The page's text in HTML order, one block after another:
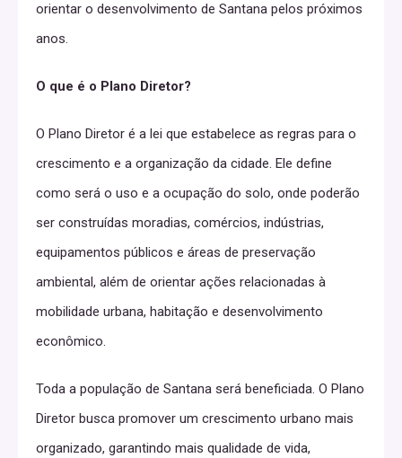
orientar o desenvolvimento de Santana pelos próximos
anos.
O que é o Plano Diretor?
O Plano Diretor é a lei que estabelece as regras para o
crescimento e a organização da cidade. Ele define
como será o uso e a ocupação do solo, onde poderão
ser construídas moradias, comércios, indústrias,
equipamentos públicos e áreas de preservação
ambiental, além de orientar ações relacionadas à
mobilidade urbana, habitação e desenvolvimento
econômico.
Toda a população de Santana será beneficiada. O Plano
Diretor busca promover um crescimento urbano mais
organizado, garantindo mais qualidade de vida,